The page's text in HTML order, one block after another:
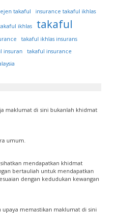
ejen takaful insurance takaful ikhlas
ikhlas takaful
takaful ikhlas insurans
insuran
takaful insurance
maklumat di sini bukanlah khidmat
umum.
mendapatkan khidmat
bertauliah untuk mendapatkan
dengan kedudukan kewangan
memastikan maklumat di sini